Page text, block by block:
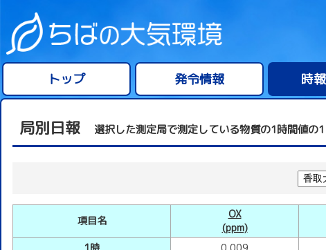
トップ 発令情報 時
局別日報 選択した測定局で測定している物質の1時間値の
項目名
OX
(ppm)